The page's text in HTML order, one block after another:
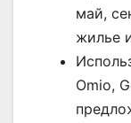
май,
жилье
Omio,